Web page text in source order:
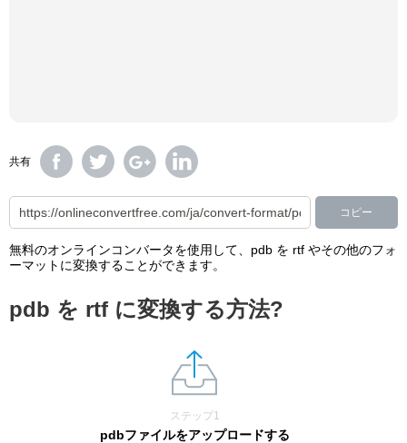
共有
コピー
無料のオンラインコンバータを使用して、pdb を rtf やその他のフォ
ーマットに変換することができます。
pdb を rtf に変換する方法?
ステップ1
pdbファイルをアップロードする